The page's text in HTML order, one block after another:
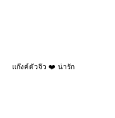
แก๊งค์ตัวจิ๋ว ❤️ น่ารัก